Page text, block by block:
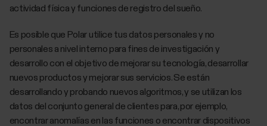
actividad física y funciones de registro del sueño.
Es posible que Polar utilice tus datos personales y no
personales a nivel interno para fines de investigación y
desarrollo con el objetivo de mejorar su tecnología, desarrollar
nuevos productos y mejorar sus servicios. Se están
desarrollando y probando nuevos algoritmos, y se utilizan los
datos del conjunto general de clientes para, por ejemplo,
encontrar anomalías en las funciones o encontrar dispositivos